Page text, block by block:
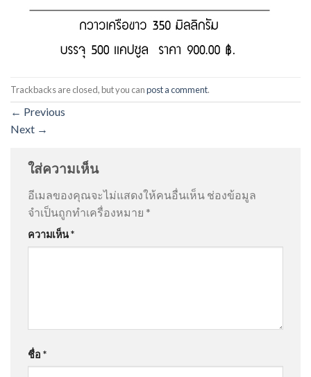
Trackbacks are closed, but you canpost a comment.
← Previous
Next →
ใส่ความเห็น
อีเมลของคุณจะไม่แสดงให้คนอื่นเห็น ช่องข้อมูล
จำเป็นถูกทำเครื่องหมาย *
ความเห็น*
ชื่อ *